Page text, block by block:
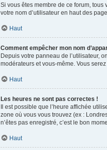
Si vous êtes membre de ce forum,
votre nom d’utilisateur en haut des
Haut
Comment empêcher mon nom
Depuis votre panneau de l’utilisateur,
modérateurs et vous-même. Vous
Haut
Les heures ne sont pas correctes !
Il est possible que l’heure affichée
zone où vous vous trouvez (ex :
n’êtes pas enregistré, c’est le bon
Haut